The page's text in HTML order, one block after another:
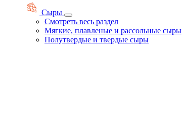
Сыры
Смотреть весь раздел
Мягкие, плавленые и рассольные сыры
Полутвердые и твердые сыры